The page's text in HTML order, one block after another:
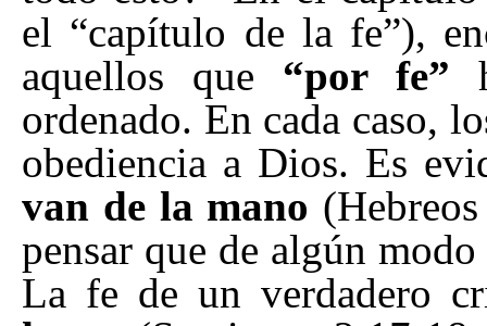
el “capítulo de la fe”),
aquellos que “por fe”
ordenado. En cada caso,
obediencia a Dios. Es
van de la mano
pensar que de algún
La fe de un verdadero